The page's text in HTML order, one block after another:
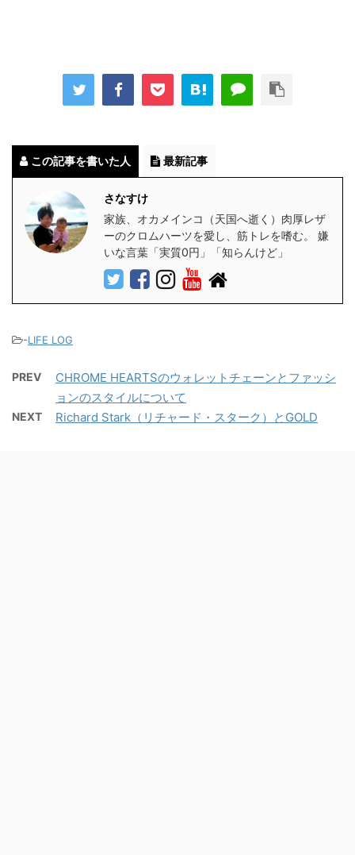
この記事を書いた人 最新記事
さなすけ
家族、オカメインコ（天国へ逝く）肉厚レザ
ーのクロムハーツを愛し、筋トレを嗜む。 嫌
いな言葉「実質0円」「知らんけど」
-LIFE LOG
PREV
CHROME HEARTSのウォレットチェーンとファッシ
ョンのスタイルについて
NEXT Richard Stark（リチャード・スターク）とGOLD